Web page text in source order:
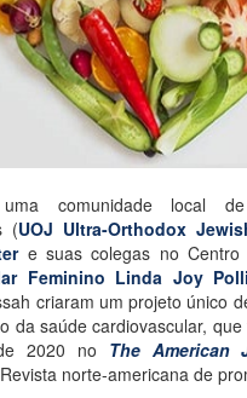
comunidade local
(UOJ Ultra-Orthodox
e suas colegas no Centro
Feminino Linda Joy
criaram um projeto único
da saúde cardiovascular,
2020 no The American
norte-americana de